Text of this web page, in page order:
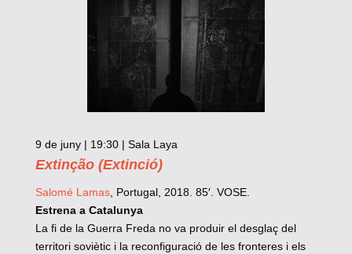
9 de juny | 19:30 | Sala Laya
Extinção (Extinció)
Salomé Lamas, Portugal, 2018. 85′. VOSE.
Estrena a Catalunya
La fi de la Guerra Freda no va produir el desglaç del
territori soviètic i la reconfiguració de les fronteres i els